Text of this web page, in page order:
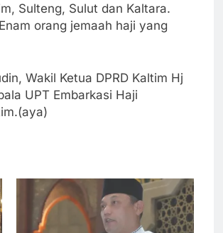
Sulteng, Sulut dan Kaltara.
orang jemaah haji yang
Wakil Ketua DPRD Kaltim Hj
UPT Embarkasi Haji